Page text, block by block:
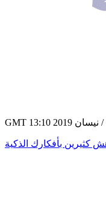
كثيرين بأفكارك الذكية